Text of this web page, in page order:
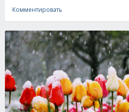
Комментировать